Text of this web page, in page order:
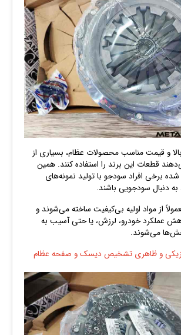
و قیمت مناسب محصولات عظام، بسیاری از
قطعات این برند را استفاده کنند. همین
برخی افراد سودجو با تولید نمونه‌های
دنبال سودجویی باشند.
از مواد اولیه بی‌کیفیت ساخته می‌شوند و
عملکرد خودرو، لرزش، یا حتی آسیب به
می‌شوند.
و ظاهری تشخیص دیسک و صفحه عظام